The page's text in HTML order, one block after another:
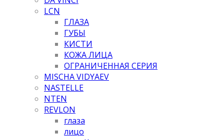
LCN
ГЛАЗА
ГУБЫ
КИСТИ
КОЖА ЛИЦА
ОГРАНИЧЕННАЯ СЕРИЯ
MISCHA VIDYAEV
NASTELLE
NTEN
REVLON
глаза
лицо